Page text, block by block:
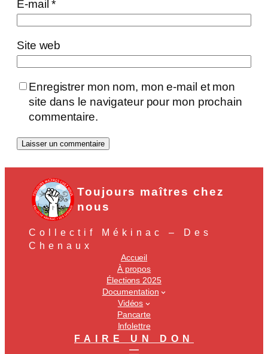
E-mail*
Site web
Enregistrer mon nom, mon e-mail et mon
site dans le navigateur pour mon prochain
commentaire.
Toujours maîtres chez
nous
Collectif Mékinac – Des
Chenaux
Accueil
À propos
Élections 2025
Documentation
Vidéos
Pancarte
Infolettre
FAIRE UN DON